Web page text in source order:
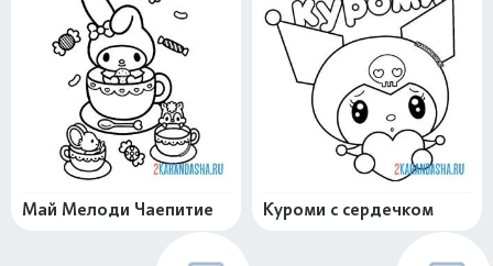
Май Мелоди Чаепитие Куроми с сердечком